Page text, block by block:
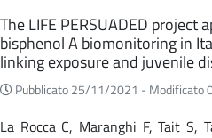
Eventi
The LIFE PERSUADED project
bisphenol A biomonitoring in
linking exposure and juvenile
Pubblicato 25/11/2021 - Modificato
La Rocca C, Maranghi F, Tait S,